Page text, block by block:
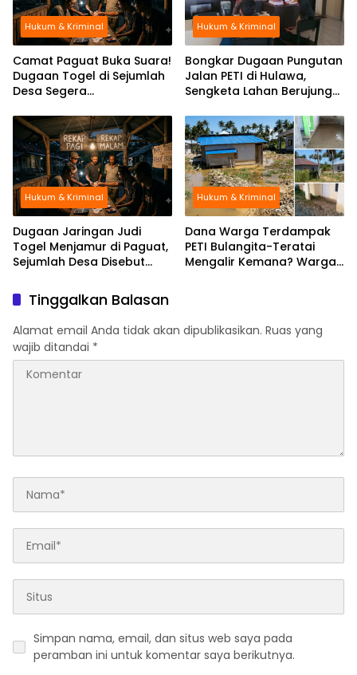
Hukum & Kriminal
Camat Paguat Buka Suara!
Dugaan Togel di Sejumlah
Desa Segera
Hukum & Kriminal
Bongkar Dugaan Pungutan
Jalan PETI di Hulawa,
Sengketa Lahan Berujung
Hukum & Kriminal
Dugaan Jaringan Judi
Togel Menjamur di Paguat,
Sejumlah Desa Disebut
Hukum & Kriminal
Dana Warga Terdampak
PETI Bulangita-Teratai
Mengalir Kemana? Warga
Tinggalkan Balasan
Alamat email Anda tidak akan dipublikasikan. Ruas yang
wajib ditandai *
Simpan nama, email, dan situs web saya pada
peramban ini untuk komentar saya berikutnya.